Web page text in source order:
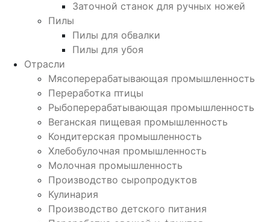
Заточной станок для ручных ножей
Пилы
Пилы для обвалки
Пилы для убоя
Отрасли
Мясоперерабатывающая промышленность
Переработка птицы
Рыбоперерабатывающая промышленность
Веганская пищевая промышленность
Кондитерская промышленность
Хлебобулочная промышленность
Молочная промышленность
Производство сыропродуктов
Кулинария
Производство детского питания